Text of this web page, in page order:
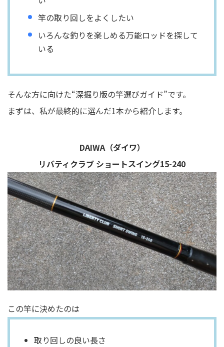
竿の取り回しをよくしたい
いろんな釣りを楽しめる万能ロッドを探して
いる
そんな方に向けた“深掘り版の竿選びガイド”です。
まずは、私が最終的に選んだ1本から紹介します。
DAIWA（ダイワ）
リバティクラブ ショートスイング15-240
この竿に決めたのは
取り回しの良い長さ